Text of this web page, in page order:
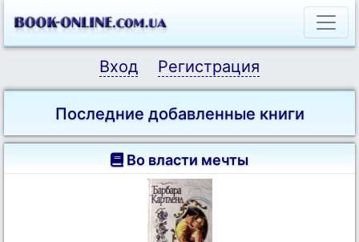
Вход Регистрация
Последние добавленные книги
Во власти мечты